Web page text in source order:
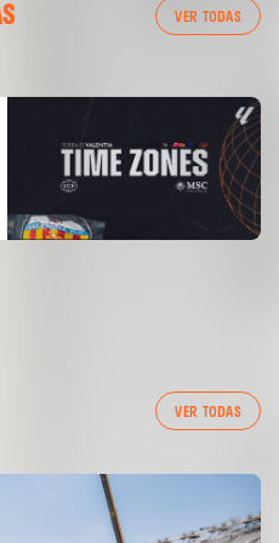
VER TODAS
CF 04/03/26
VER TODAS